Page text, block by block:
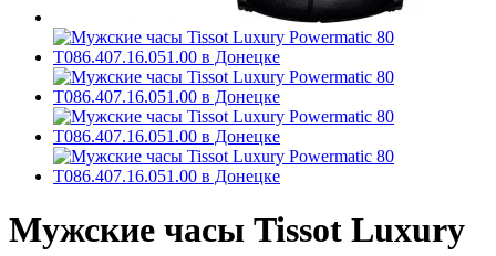
Мужские часы Tissot Luxury